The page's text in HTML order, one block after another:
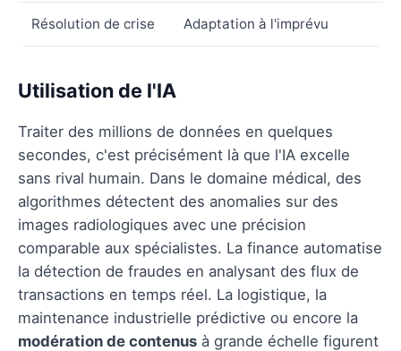
Résolution de crise Adaptation à l'imprévu
Utilisation de l'IA
Traiter des millions de données en quelques
secondes, c'est précisément là que l'IA excelle
sans rival humain. Dans le domaine médical, des
algorithmes détectent des anomalies sur des
images radiologiques avec une précision
comparable aux spécialistes. La finance automatise
la détection de fraudes en analysant des flux de
transactions en temps réel. La logistique, la
maintenance industrielle prédictive ou encore la
modération de contenus à grande échelle figurent